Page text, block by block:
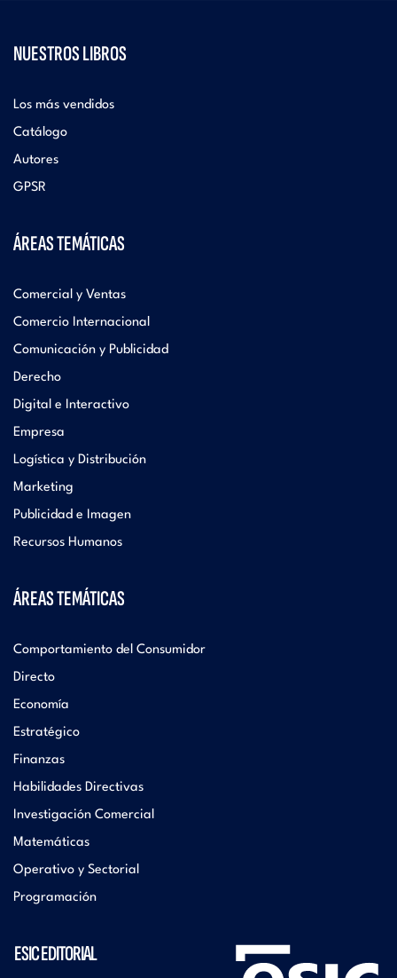
NUESTROS LIBROS
Los más vendidos
Catálogo
Autores
GPSR
ÁREAS TEMÁTICAS
Comercial y Ventas
Comercio Internacional
Comunicación y Publicidad
Derecho
Digital e Interactivo
Empresa
Logística y Distribución
Marketing
Publicidad e Imagen
Recursos Humanos
ÁREAS TEMÁTICAS
Comportamiento del Consumidor
Directo
Economía
Estratégico
Finanzas
Habilidades Directivas
Investigación Comercial
Matemáticas
Operativo y Sectorial
Programación
ESIC EDITORIAL